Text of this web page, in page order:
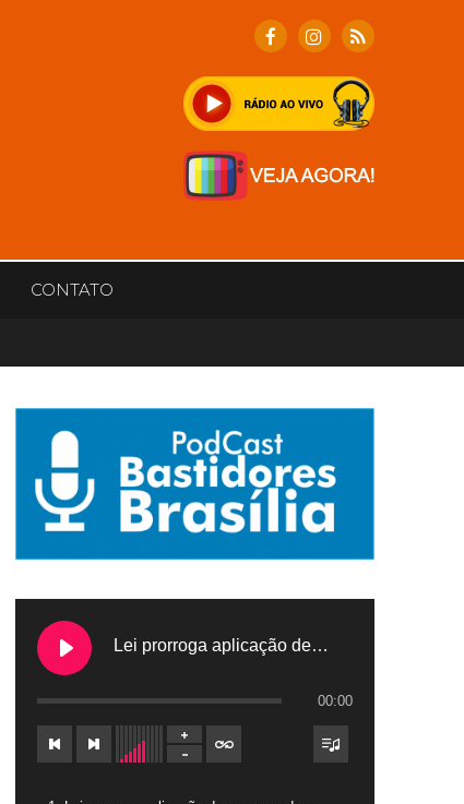
CONTATO
Lei prorroga aplicação de recursos do FGTS em hospitais filantrópicos
00:00